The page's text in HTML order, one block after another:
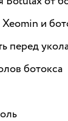
и
перед
ботокса